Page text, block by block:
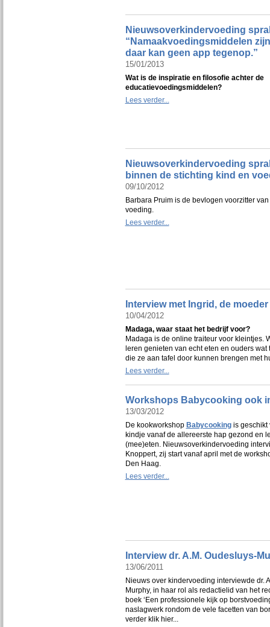
Nieuwsoverkindervoeding
“Namaakvoedingsmiddelen
daar kan geen app tegenop.”
15/01/2013
Wat is de inspiratie en filosofie achter de
educatievoedingsmiddelen?
Lees verder...
Nieuwsoverkindervoeding
binnen de stichting kind en
09/10/2012
Barbara Pruim is de bevlogen voorzitter
voeding.
Lees verder...
Interview met Ingrid, de
10/04/2012
Madaga, waar staat het bedrijf voor?
Madaga is de online traiteur voor kleintjes.
leren genieten van echt eten en ouders wat
die ze aan tafel door kunnen brengen met
Lees verder...
Workshops Babycooking ook
13/03/2012
De kookworkshop Babycookingis geschikt
kindje vanaf de allereerste hap gezond en
(mee)eten. Nieuwsoverkindervoeding
Knoppert, zij start vanaf april met de
Den Haag.
Lees verder...
Interview dr. A.M. Oudesluys-
13/06/2011
Nieuws over kindervoeding interviewde dr.
Murphy, in haar rol als redactielid van het
boek ‘Een professionele kijk op
naslagwerk rondom de vele facetten van
verder klik hier...